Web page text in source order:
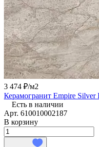
3 474 ₽/м2
Керамогранит Empire Silver
Есть в наличии
Арт. 610010002187
В корзину